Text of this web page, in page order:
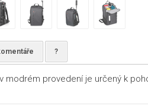
?
modrém provedení je určený k